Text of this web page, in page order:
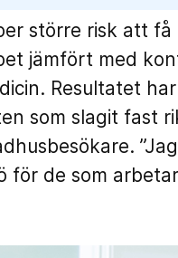
större risk att
jämfört med
Resultatet
som slagit fast
för de som